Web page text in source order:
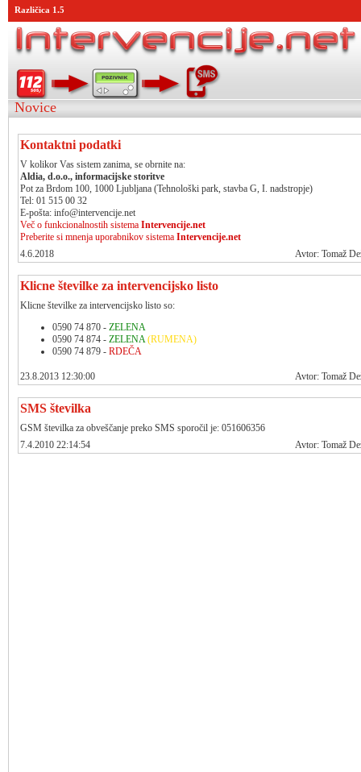
Različica 1.5
Novice
Kontaktni podatki
V kolikor Vas sistem zanima, se obrnite na:
Aldia, d.o.o., informacijske storitve
Pot za Brdom 100, 1000 Ljubljana (Tehnološki park, stavba G, I. nadstropje)
Tel: 01 515 00 32
E-pošta: info@intervencije.net
Več o funkcionalnostih sistema Intervencije.net
Preberite si mnenja uporabnikov sistema Intervencije.net
4.6.2018
Avtor: Tomaž
Klicne številke za intervencijsko listo
Klicne številke za intervencijsko listo so:
0590 74 870 - ZELENA
0590 74 874 - ZELENA(RUMENA)
0590 74 879 - RDEČA
23.8.2013 12:30:00 Avtor: Tomaž
SMS številka
GSM številka za obveščanje preko SMS sporočil je: 051606356
7.4.2010 22:14:54
Avtor: Tomaž